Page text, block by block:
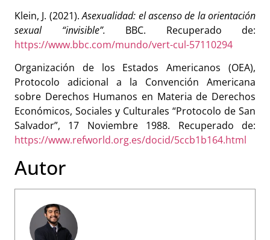
Klein, J. (2021).Asexualidad: el ascenso de la orientación
sexual “invisible”. BBC. Recuperado de:
https://www.bbc.com/mundo/vert-cul-57110294
Organización de los Estados Americanos (OEA),
Protocolo adicional a la Convención Americana
sobre Derechos Humanos en Materia de Derechos
Económicos, Sociales y Culturales “Protocolo de San
Salvador”, 17 Noviembre 1988. Recuperado de:
https://www.refworld.org.es/docid/5ccb1b164.html
Autor